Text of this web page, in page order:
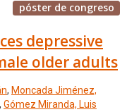
póster de congreso
depressive
older adults
, Moncada Jiménez,
, Gómez Miranda, Luis